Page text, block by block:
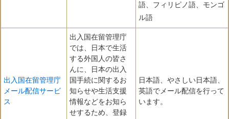
語、フィリピノ語、モンゴ
ル語
出入国在留管理庁
メール配信サービ
ス
出入国在留管理庁
では、日本で生活
する外国人の皆さ
んに、日本の出入
国手続に関するお
知らせや生活支援
情報などをお知ら
せするため、登録
日本語、やさしい日本語、
英語でメール配信を行って
います。